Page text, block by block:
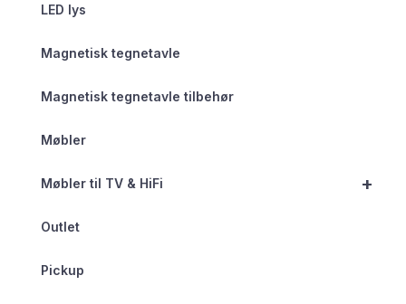
LED lys
Magnetisk tegnetavle
Magnetisk tegnetavle tilbehør
Møbler
+
Møbler til TV & HiFi
Outlet
Pickup